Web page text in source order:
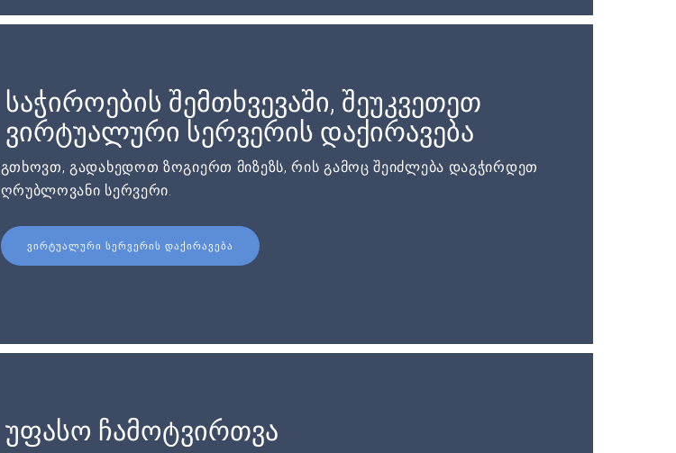
საჭიროების შემთხვევაში, შეუკვეთეთ
ვირტუალური სერვერის დაქირავება
გთხოვთ, გადახედოთ ზოგიერთ მიზეზს, რის გამოც შეიძლება დაგჭირდეთ
ღრუბლოვანი სერვერი.
ᲕᲘᲠᲢᲣᲐᲚᲣᲠᲘ ᲡᲔᲠᲕᲔᲠᲘᲡ ᲓᲐᲥᲘᲠᲐᲕᲔᲑᲐ
უფასო ჩამოტვირთვა